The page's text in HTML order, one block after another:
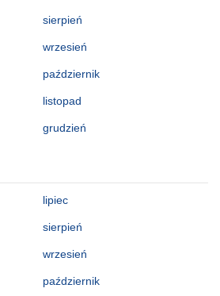
sierpień
wrzesień
październik
listopad
grudzień
lipiec
sierpień
wrzesień
październik